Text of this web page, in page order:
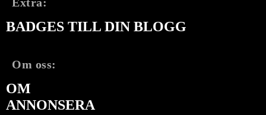
BADGES TILL DIN BLOGG
Om oss:
OM
ANNONSERA